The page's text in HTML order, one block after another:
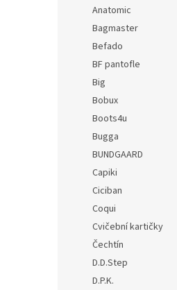
Anatomic
Bagmaster
Befado
BF pantofle
Big
Bobux
Boots4u
Bugga
BUNDGAARD
Capiki
Ciciban
Coqui
Cvičební kartičky
Čechtín
D.D.Step
D.P.K.